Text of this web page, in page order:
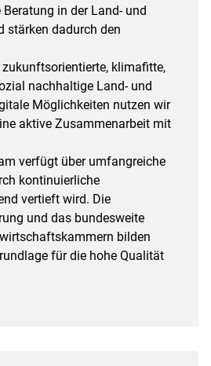
main content
in der Land- und
stärken dadurch den
klimafitte,
nachhaltige Land- und
Möglichkeiten nutzen wir
aktive Zusammenarbeit mit
verfügt über umfangreiche
kontinuierliche
vertieft wird. Die
und das bundesweite
bilden
für die hohe Qualität